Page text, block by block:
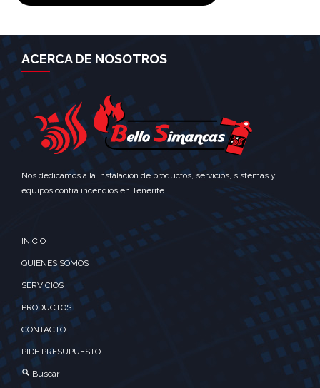
ACERCA DE NOSOTROS
Nos dedicamos a la instalación de productos, servicios, sistemas y
equipos contra incendios en Tenerife.
INICIO
QUIENES SOMOS
SERVICIOS
PRODUCTOS
CONTACTO
PIDE PRESUPUESTO
Buscar